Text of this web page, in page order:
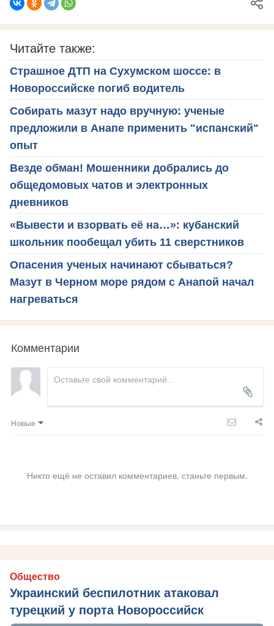
Читайте также:
Страшное ДТП на Сухумском шоссе: в
Новороссийске погиб водитель
Собирать мазут надо вручную: ученые
предложили в Анапе применить "испанский"
опыт
Везде обман! Мошенники добрались до
общедомовых чатов и электронных
дневников
«Вывести и взорвать её на…»: кубанский
школьник пообещал убить 11 сверстников
Опасения ученых начинают сбываться?
Мазут в Черном море рядом с Анапой начал
нагреваться
Комментарии
Новые
Никто ещё не оставил комментариев, станьте первым.
Общество
Украинский беспилотник атаковал
турецкий у порта Новороссийск